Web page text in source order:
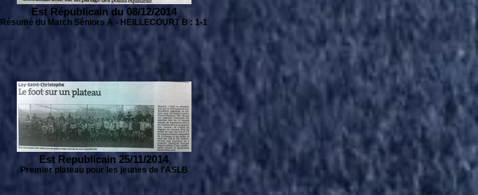
Est Républicain du 08/12/2014
Résumé du Match Séniors A - HEILLECOURT B : 1-1
Est Republicain 25/11/2014
Premier plateau pour les jeunes de l'ASLB